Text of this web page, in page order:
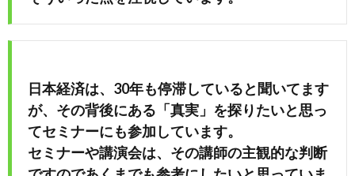
日本経済は、30年も停滞していると聞いてます
が、その背後にある「真実」を探りたいと思っ
てセミナーにも参加しています。
セミナーや講演会は、その講師の主観的な判断